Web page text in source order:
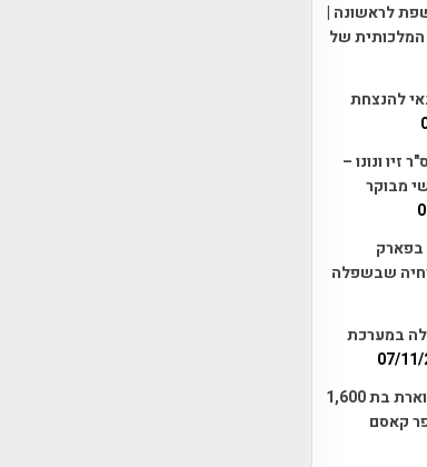
לראשונה |
של
להנצחת
זיו ונונו –
מבוקר
בפארק
שבשפלה
במערכת
07/
שרידי אחוזה שומרונית מפוארת בת 1,600
קאסם